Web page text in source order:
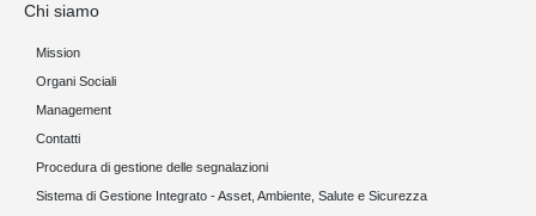
Chi siamo
Mission
Organi Sociali
Management
Contatti
Procedura di gestione delle segnalazioni
Sistema di Gestione Integrato - Asset, Ambiente, Salute e Sicurezza